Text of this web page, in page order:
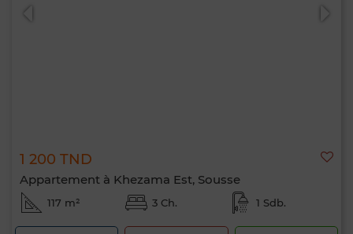
1 200 TND
Appartement à Khezama Est, Sousse
117 m² 3 Ch. 1 Sdb.